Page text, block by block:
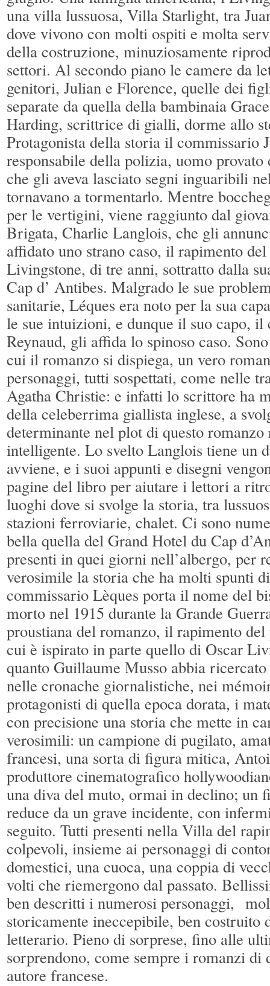
una villa lussuosa, Villa Starlight, tra
dove vivono con molti ospiti e molta
della costruzione, minuziosamente
settori. Al secondo piano le camere da
genitori, Julian e Florence, quelle dei
separate da quella della bambinaia
Harding, scrittrice di gialli, dorme allo
Protagonista della storia il commissario
responsabile della polizia, uomo
che gli aveva lasciato segni inguaribili
tornavano a tormentarlo. Mentre
per le vertigini, viene raggiunto dal
Brigata, Charlie Langlois, che gli
affidato uno strano caso, il rapimento
Livingstone, di tre anni, sottratto dalla
Cap d’ Antibes. Malgrado le sue
sanitarie, Léques era noto per la sua
le sue intuizioni, e dunque il suo capo, il
Reynaud, gli affida lo spinoso caso.
cui il romanzo si dispiega, un vero
personaggi, tutti sospettati, come nelle
Agatha Christie: e infatti lo scrittore ha
della celeberrima giallista inglese, a
determinante nel plot di questo romanzo
intelligente. Lo svelto Langlois tiene un
avviene, e i suoi appunti e disegni
pagine del libro per aiutare i lettori a
luoghi dove si svolge la storia, tra
stazioni ferroviarie, chalet. Ci sono
bella quella del Grand Hotel du Cap
presenti in quei giorni nell’albergo, per
verosimile la storia che ha molti spunti
commissario Lèques porta il nome del
morto nel 1915 durante la Grande
proustiana del romanzo, il rapimento
cui è ispirato in parte quello di Oscar
quanto Guillaume Musso abbia
nelle cronache giornalistiche, nei
protagonisti di quella epoca dorata, i
con precisione una storia che mette in
verosimili: un campione di pugilato,
francesi, una sorta di figura mitica,
produttore cinematografico
una diva del muto, ormai in declino; un
reduce da un grave incidente, con
seguito. Tutti presenti nella Villa del
colpevoli, insieme ai personaggi di
domestici, una cuoca, una coppia di
volti che riemergono dal passato.
ben descritti i numerosi personaggi,
storicamente ineccepibile, ben costruito
letterario. Pieno di sorprese, fino alle
sorprendono, come sempre i romanzi di
autore francese.